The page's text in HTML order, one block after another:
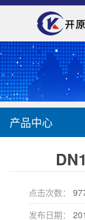
产品中心
点击次数：
发布日期：